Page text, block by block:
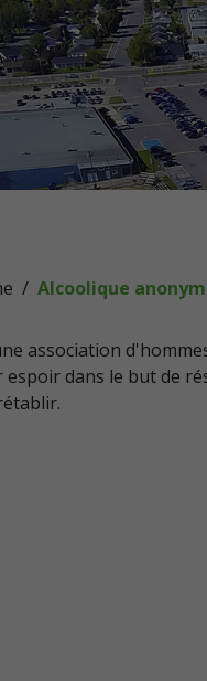
Alcoolique
association
dans le but de